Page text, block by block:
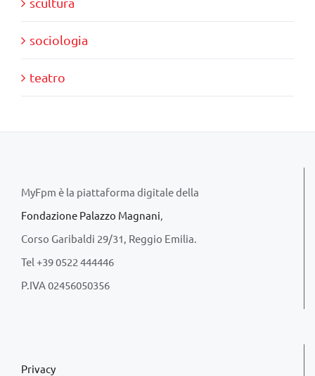
sociologia
teatro
MyFpm è la piattaforma digitale della
Fondazione Palazzo Magnani
Corso Garibaldi 29/31, Reggio Emilia.
Tel +39 0522 444446
P.IVA 02456050356
Privacy